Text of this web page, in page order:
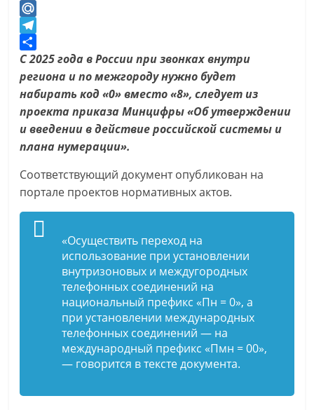
K
O
d
n
o
k
l
a
s
s
i
k
i
M
a
i
l
.
R
u
T
e
l
e
g
r
a
О
т
п
р
а
в
т
ь
С 2025 года в России при звонках внутри
региона и по межгороду нужно будет
набирать код «0» вместо «8», следует из
проекта приказа Минцифры «Об утверждении
и введении в действие ‎российской системы и
плана нумерации».
Соответствующий документ опубликован на
портале проектов нормативных актов.
«Осуществить переход на
использование при установлении
внутризоновых и междугородных
телефонных соединений на
национальный префикс «Пн = 0», а
при установлении международных
телефонных соединений — ‎на
международный префикс «Пмн = 00»,
— говорится в тексте документа.